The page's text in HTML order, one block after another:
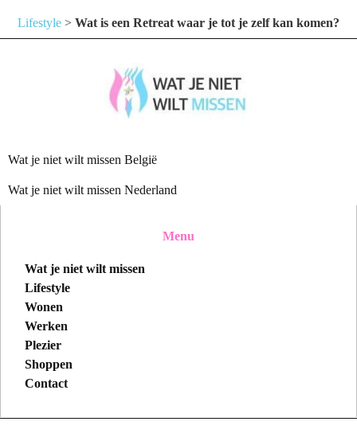
Lifestyle > Wat is een Retreat waar je tot je zelf kan komen?
Wat je niet wilt missen België
Wat je niet wilt missen Nederland
Menu
Wat je niet wilt missen
Lifestyle
Wonen
Werken
Plezier
Shoppen
Contact